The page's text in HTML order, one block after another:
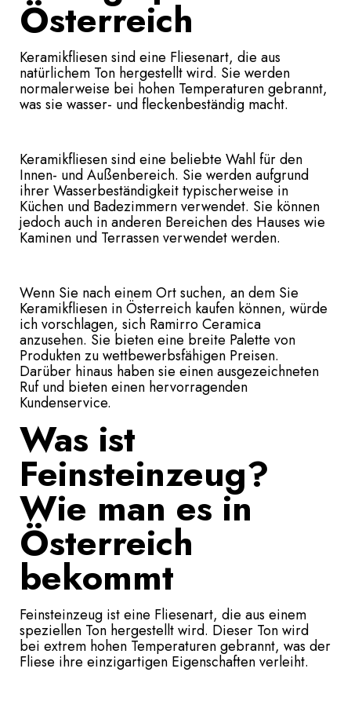
Österreich
Keramikfliesen sind eine Fliesenart, die aus
natürlichem Ton hergestellt wird. Sie werden
normalerweise bei hohen Temperaturen gebrannt,
was sie wasser- und fleckenbeständig macht.
Keramikfliesen sind eine beliebte Wahl für den
Innen- und Außenbereich. Sie werden aufgrund
ihrer Wasserbeständigkeit typischerweise in
Küchen und Badezimmern verwendet. Sie können
jedoch auch in anderen Bereichen des Hauses wie
Kaminen und Terrassen verwendet werden.
Wenn Sie nach einem Ort suchen, an dem Sie
Keramikfliesen in Österreich kaufen können, würde
ich vorschlagen, sich Ramirro Ceramica
anzusehen. Sie bieten eine breite Palette von
Produkten zu wettbewerbsfähigen Preisen.
Darüber hinaus haben sie einen ausgezeichneten
Ruf und bieten einen hervorragenden
Kundenservice.
Was ist
Feinsteinzeug?
Wie man es in
Österreich
bekommt
Feinsteinzeug ist eine Fliesenart, die aus einem
speziellen Ton hergestellt wird. Dieser Ton wird
bei extrem hohen Temperaturen gebrannt, was der
Fliese ihre einzigartigen Eigenschaften verleiht.